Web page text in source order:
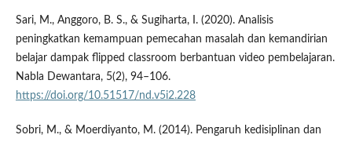
Sari, M., Anggoro, B. S., & Sugiharta, I. (2020). Analisis
peningkatkan kemampuan pemecahan masalah dan kemandirian
belajar dampak flipped classroom berbantuan video pembelajaran.
Nabla Dewantara, 5(2), 94–106.
https://doi.org/10.51517/nd.v5i2.228
Sobri, M., & Moerdiyanto, M. (2014). Pengaruh kedisiplinan dan